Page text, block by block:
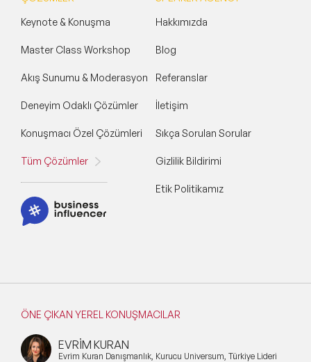
Keynote & Konuşma
Master Class Workshop
Akış Sunumu & Moderasyon
Deneyim Odaklı Çözümler
Konuşmacı Özel Çözümleri
Tüm Çözümler
Hakkımızda
Blog
Referanslar
İletişim
Sıkça Sorulan Sorular
Gizlilik Bildirimi
Etik Politikamız
ÖNE ÇIKAN YEREL KONUŞMACILAR
EVRİM KURAN
Evrim Kuran Danışmanlık, Kurucu Universum, Türkiye Lideri